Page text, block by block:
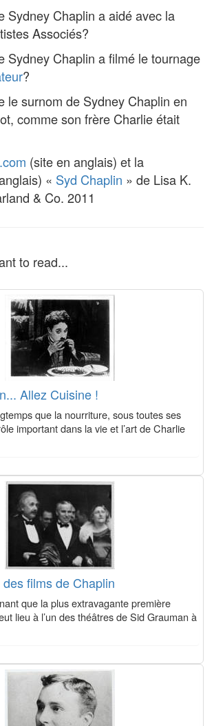
Sydney Chaplin a aidé avec la
Associés?
Sydney Chaplin a filmé le tournage
?
le surnom de Sydney Chaplin en
comme son frère Charlie était
(site en anglais) et la
« Syd Chaplin » de Lisa K.
& Co. 2011
to read...
Allez Cuisine !
que la nourriture, sous toutes ses
important dans la vie et l’art de Charlie
films de Chaplin
que la plus extravagante première
lieu à l’un des théâtres de Sid Grauman à